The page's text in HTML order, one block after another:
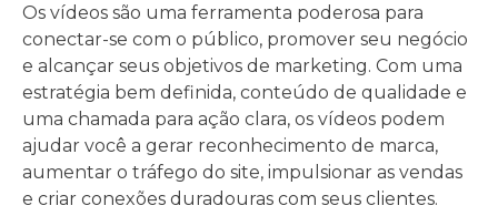
Os vídeos são uma ferramenta poderosa para
conectar-se com o público, promover seu negócio
e alcançar seus objetivos de marketing. Com uma
estratégia bem definida, conteúdo de qualidade e
uma chamada para ação clara, os vídeos podem
ajudar você a gerar reconhecimento de marca,
aumentar o tráfego do site, impulsionar as vendas
e criar conexões duradouras com seus clientes.